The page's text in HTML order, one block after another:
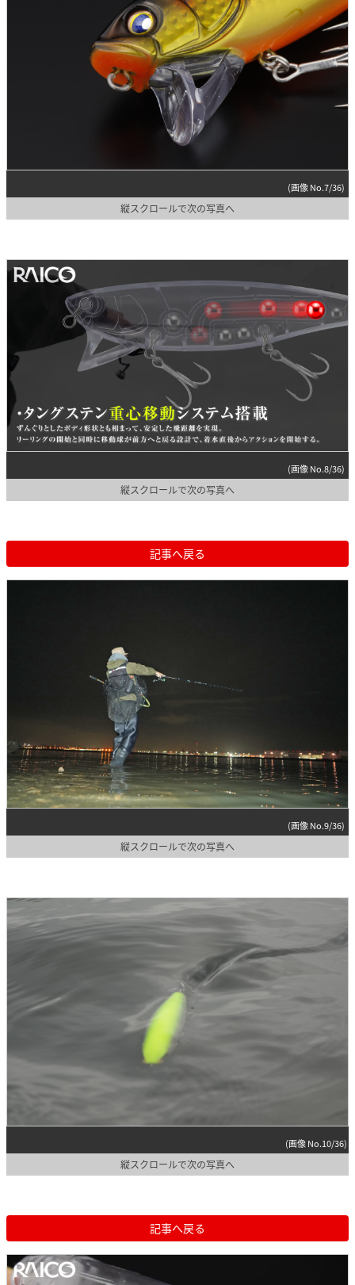
(画像 No.7/36)
縦スクロールで次の写真へ
(画像 No.8/36)
縦スクロールで次の写真へ
記事へ戻る
(画像 No.9/36)
縦スクロールで次の写真へ
(画像 No.10/36)
縦スクロールで次の写真へ
記事へ戻る